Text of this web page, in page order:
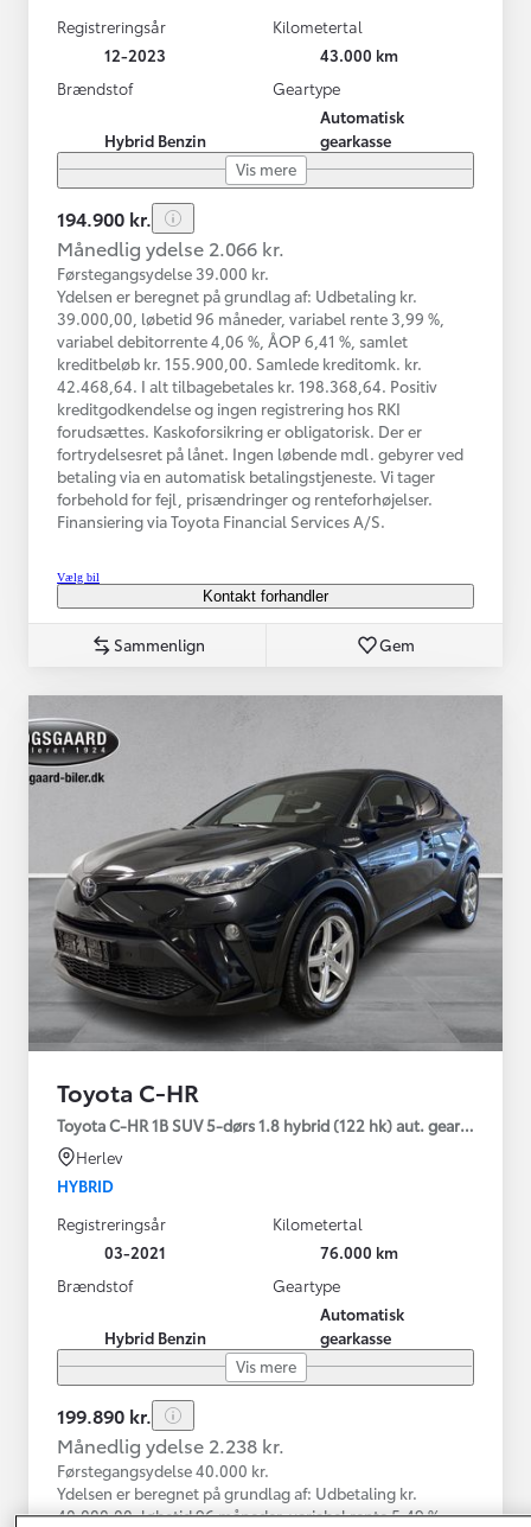
Registreringsår
12-2023
Kilometertal
43.000 km
Brændstof
Hybrid Benzin
Geartype
Automatisk
gearkasse
Vis mere
194.900 kr.
Månedlig ydelse 2.066 kr.
Førstegangsydelse 39.000 kr.
Ydelsen er beregnet på grundlag af: Udbetaling kr.
39.000,00, løbetid 96 måneder, variabel rente 3,99 %,
variabel debitorrente 4,06 %, ÅOP 6,41 %, samlet
kreditbeløb kr. 155.900,00. Samlede kreditomk. kr.
42.468,64. I alt tilbagebetales kr. 198.368,64. Positiv
kreditgodkendelse og ingen registrering hos RKI
forudsættes. Kaskoforsikring er obligatorisk. Der er
fortrydelsesret på lånet. Ingen løbende mdl. gebyrer ved
betaling via en automatisk betalingstjeneste. Vi tager
forbehold for fejl, prisændringer og renteforhøjelser.
Finansiering via Toyota Financial Services A/S.
Vælg bil
Kontakt forhandler
Sammenlign Gem
Toyota C-HR
Toyota C-HR 1B SUV 5-dørs 1.8 hybrid (122 hk) aut. gear C-LUB -
Herlev
HYBRID
Registreringsår
03-2021
Kilometertal
76.000 km
Brændstof
Hybrid Benzin
Geartype
Automatisk
gearkasse
Vis mere
199.890 kr.
Månedlig ydelse 2.238 kr.
Førstegangsydelse 40.000 kr.
Ydelsen er beregnet på grundlag af: Udbetaling kr.
40.000,00, løbetid 96 måneder, variabel rente 5,49 %,